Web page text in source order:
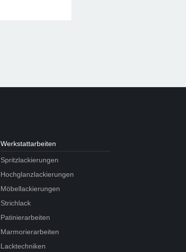
Werkstatt­arbeiten
Spritzlackierungen
Hochglanzlackierungen
Möbellackierungen
Strichlack
Patinierarbeiten
Marmorierarbeiten
Lacktechniken